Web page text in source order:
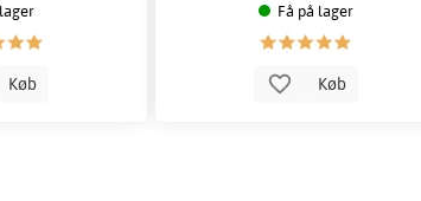
Køb
Få på lager
Køb